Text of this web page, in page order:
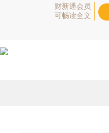
财新通会员
可畅读全文